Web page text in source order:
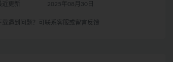
近更新 2025年08月30日
载遇到问题？可联系客服或留言反馈